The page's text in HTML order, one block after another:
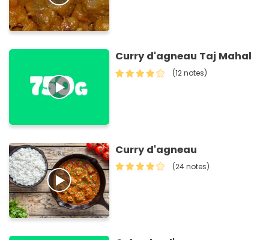
Curry d'agneau Taj Mahal
(12 notes)
Curry d'agneau
(24 notes)